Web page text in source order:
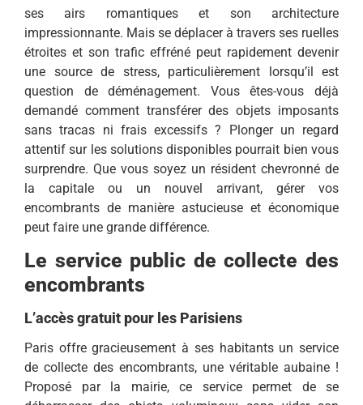
ses airs romantiques et son architecture
impressionnante. Mais se déplacer à travers ses ruelles
étroites et son trafic effréné peut rapidement devenir
une source de stress, particulièrement lorsqu’il est
question de déménagement. Vous êtes-vous déjà
demandé comment transférer des objets imposants
sans tracas ni frais excessifs ? Plonger un regard
attentif sur les solutions disponibles pourrait bien vous
surprendre. Que vous soyez un résident chevronné de
la capitale ou un nouvel arrivant, gérer vos
encombrants de manière astucieuse et économique
peut faire une grande différence.
Le service public de collecte des
encombrants
L’accès gratuit pour les Parisiens
Paris offre gracieusement à ses habitants un service
de collecte des encombrants, une véritable aubaine !
Proposé par la mairie, ce service permet de se